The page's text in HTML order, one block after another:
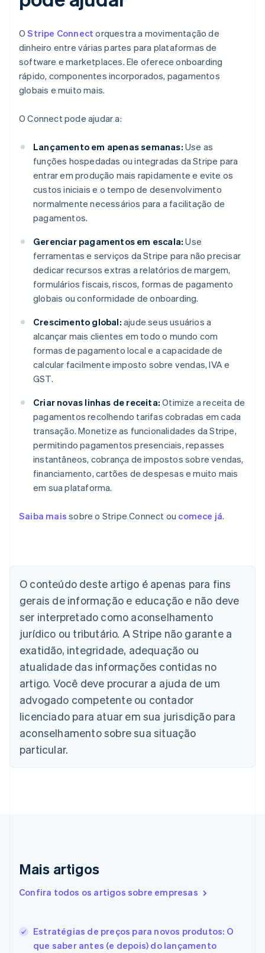
OStripe Connect orquestra a movimentação de
dinheiro entre várias partes para plataformas de
software e marketplaces. Ele oferece onboarding
rápido, componentes incorporados, pagamentos
globais e muito mais.
O Connect pode ajudar a:
Lançamento em apenas semanas: Use as
funções hospedadas ou integradas da Stripe para
entrar em produção mais rapidamente e evite os
custos iniciais e o tempo de desenvolvimento
normalmente necessários para a facilitação de
pagamentos.
Gerenciar pagamentos em escala: Use
ferramentas e serviços da Stripe para não precisar
dedicar recursos extras a relatórios de margem,
formulários fiscais, riscos, formas de pagamento
globais ou conformidade de onboarding.
Crescimento global: ajude seus usuários a
alcançar mais clientes em todo o mundo com
formas de pagamento local e a capacidade de
calcular facilmente imposto sobre vendas, IVA e
GST.
Criar novas linhas de receita: Otimize a receita de
pagamentos recolhendo tarifas cobradas em cada
transação. Monetize as funcionalidades da Stripe,
permitindo pagamentos presenciais, repasses
instantâneos, cobrança de impostos sobre vendas,
financiamento, cartões de despesas e muito mais
em sua plataforma.
Saiba mais sobre o Stripe Connect ou comece já.
O conteúdo deste artigo é apenas para fins
gerais de informação e educação e não deve
ser interpretado como aconselhamento
jurídico ou tributário. A Stripe não garante a
exatidão, integridade, adequação ou
atualidade das informações contidas no
artigo. Você deve procurar a ajuda de um
advogado competente ou contador
licenciado para atuar em sua jurisdição para
aconselhamento sobre sua situação
particular.
Mais artigos
Confira todos os artigos sobre empresas
Estratégias de preços para novos produtos: O
que saber antes (e depois) do lançamento
Austrália
English
Áustria
DeutschEnglish
Bélgica
Brasil
PortuguêsEnglish
Bulgária
Canadá
EnglishFrançais
China continental
简体中文English
Chipre
English
Croácia
EnglishItaliano
EnglishItaliano
EspañolEnglish
Estônia